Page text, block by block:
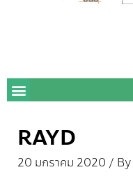
RAYD
20 มกราคม 2020 / By